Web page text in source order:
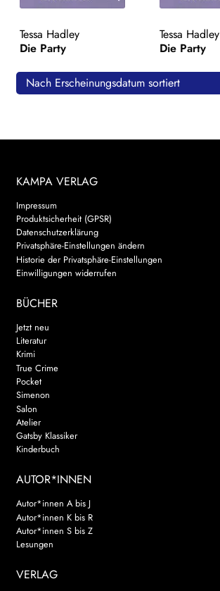
Search:
Tessa Hadley
Die Party
Tessa Hadley
Die Party
Nach Erscheinungsdatum sortiert
KAMPA VERLAG
Impressum
Produktsicherheit (GPSR)
Datenschutzerklärung
Privatsphäre-Einstellungen ändern
Historie der Privatsphäre-Einstellungen
Einwilligungen widerrufen
BÜCHER
Jetzt neu
Literatur
Krimi
True Crime
Pocket
Simenon
Salon
Atelier
Gatsby Klassiker
Kinderbuch
AUTOR*INNEN
Autor*innen A bis J
Autor*innen K bis R
Autor*innen S bis Z
Lesungen
VERLAG